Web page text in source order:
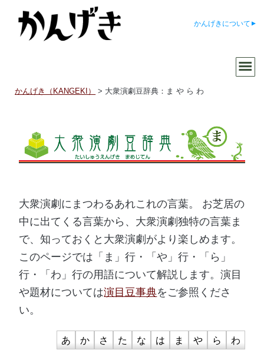
かんげきについて
かんげき（KANGEKI） > 大衆演劇豆辞典：ま や ら わ
大衆演劇にまつわるあれこれの言葉。 お芝居の
中に出てくる言葉から、大衆演劇独特の言葉ま
で、知っておくと大衆演劇がより楽しめます。
このページでは「ま」行・「や」行・「ら」
行・「わ」行の用語について解説します。演目
や題材については演目豆事典をご参照くださ
い。
あ か さ た な は ま や ら わ